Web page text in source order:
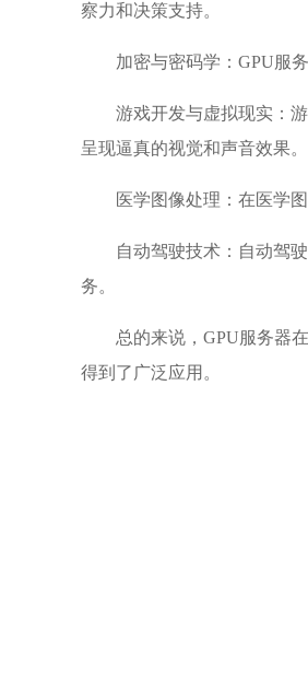
察力和决策支持。
加密与密码学： GPU服
游戏开发与虚拟现实：
呈现逼真的视觉和声音效果。
医学图像处理：在医学
自动驾驶技术：自动驾
务。
总的来说，GPU服务器
得到了广泛应用。